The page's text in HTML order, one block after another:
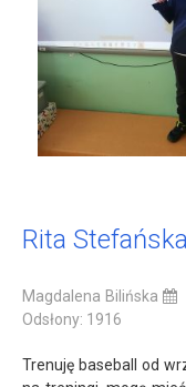
Rita
Magdalena Bilińska
Odsłony: 1916
Trenuję baseball od